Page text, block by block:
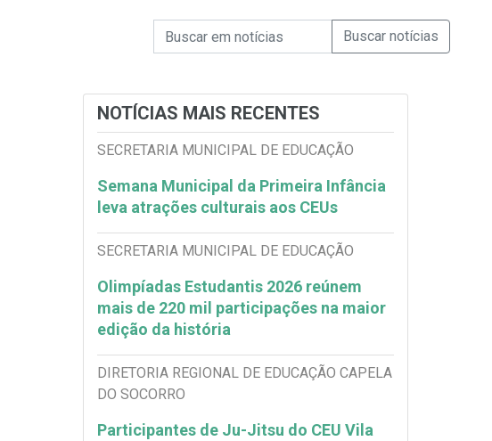
Campo de Busca de Notícias
Campo de Busca de informaçõesEnviar a Busca de
NOTÍCIAS MAIS RECENTES
SECRETARIA MUNICIPAL DE EDUCAÇÃO
Semana Municipal da Primeira Infância
leva atrações culturais aos CEUs
SECRETARIA MUNICIPAL DE EDUCAÇÃO
Olimpíadas Estudantis 2026 reúnem
mais de 220 mil participações na maior
edição da história
DIRETORIA REGIONAL DE EDUCAÇÃO CAPELA
DO SOCORRO
Participantes de Ju-Jitsu do CEU Vila